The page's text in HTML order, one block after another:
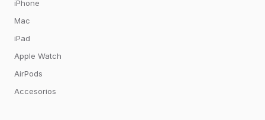
iPhone
Mac
iPad
Apple Watch
AirPods
Accesorios